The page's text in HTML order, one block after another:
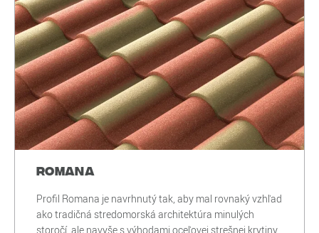
Romana
Profil Romana je navrhnutý tak, aby mal rovnaký vzhľad
ako tradičná stredomorská architektúra minulých
storočí, ale navyše s výhodami oceľovej strešnej krytiny.